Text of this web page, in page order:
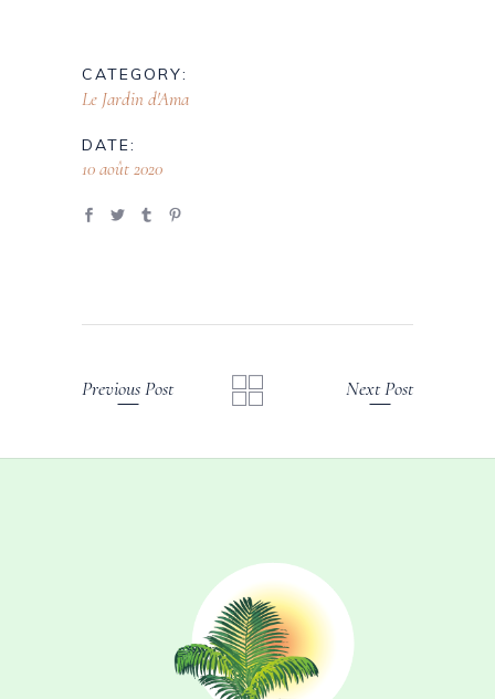
CATEGORY:
Le Jardin d'Ama
DATE:
10 août 2020
Previous Post Next Post